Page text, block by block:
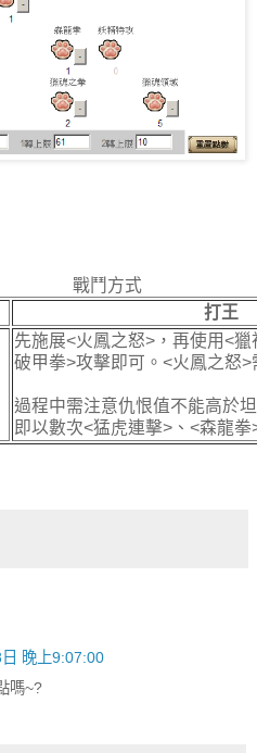
戰鬥方式
打王
先施展<火鳳之怒>，再使用<
破甲拳>攻擊即可。<火鳳之怒>
過程中需注意仇恨值不能高於
即以數次<猛虎連擊>、<森龍拳
晚上9:07:00
嗎~?